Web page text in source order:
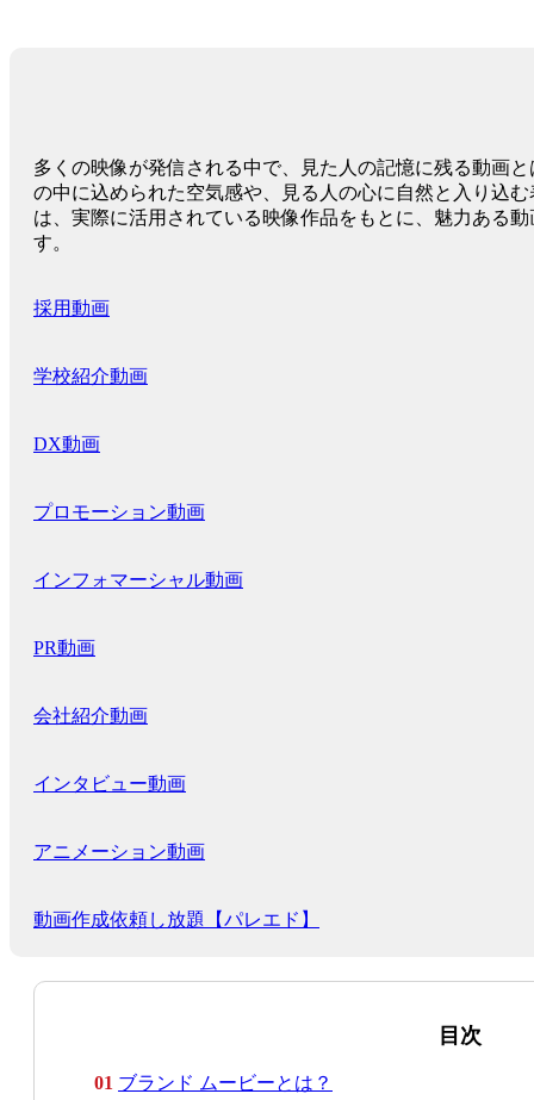
多くの映像が発信される中で、見た人の記憶に残る動画
の中に込められた空気感や、見る人の心に自然と入り込
は、実際に活用されている映像作品をもとに、魅力ある
す。
採用動画
学校紹介動画
DX動画
プロモーション動画
インフォマーシャル動画
PR動画
会社紹介動画
インタビュー動画
アニメーション動画
動画作成依頼し放題【パレエド】
目次
01 ブランド ムービーとは？